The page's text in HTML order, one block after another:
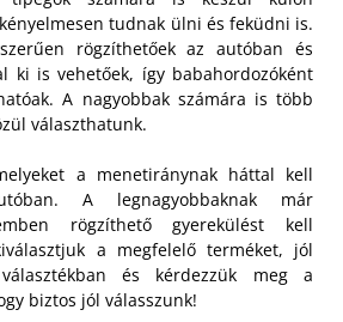
tudnak ülni és feküdni is.
rögzíthetőek az autóban és
ki is vehetőek, így babahordozóként
A nagyobbak számára is több
választhatunk.
a menetiránynak háttal kell
A legnagyobbaknak már
rögzíthető gyerekülést kell
a megfelelő terméket, jól
és kérdezzük meg a
biztos jól válasszunk!